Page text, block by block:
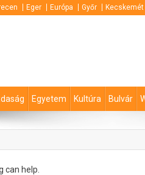
Eger Európa Győr Kecskemét
Egyetem Kultúra Bulvár
can help.